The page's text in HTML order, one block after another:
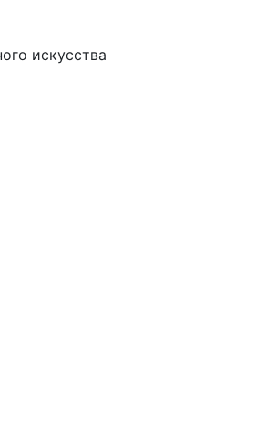
искусства